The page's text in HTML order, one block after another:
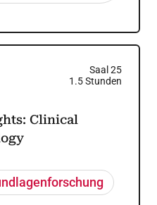
Saal 25
1.5Stunden
Clinical